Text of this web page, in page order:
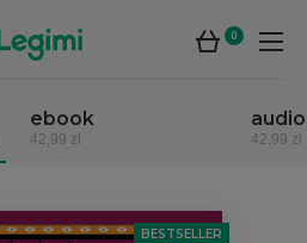
0
ebook
42,99 zł 42,99 zł
BESTSELLER